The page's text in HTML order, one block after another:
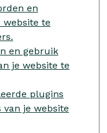
en
website te
en gebruik
je website te
plugins
je website